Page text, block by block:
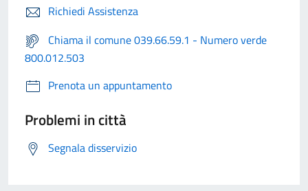
Richiedi Assistenza
Chiama il comune 039.66.59.1 - Numero verde
800.012.503
Prenota un appuntamento
Problemi in città
Segnala disservizio